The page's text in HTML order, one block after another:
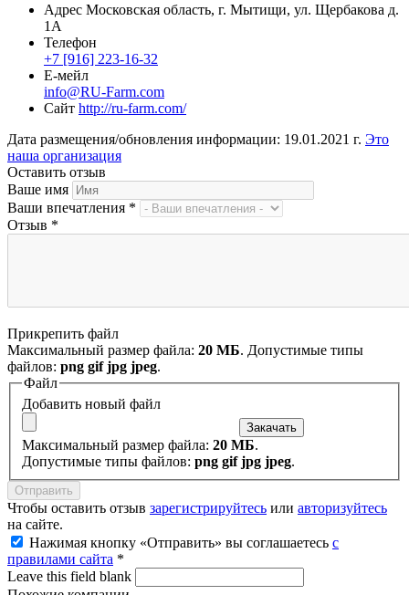
Адрес Московская область, г. Мытищи, ул. Щербакова д.
1А
Телефон
+7 [916] 223-16-32
Е-мейл
info@RU-Farm.com
Сайт http://ru-farm.com/
Дата размещения/обновления информации: 19.01.2021 г. Это
наша организация
Оставить отзыв
Ваше имя
Ваши впечатления *
Отзыв *
Прикрепить файл
Максимальный размер файла: 20 МБ. Допустимые типы
файлов: png gif jpg jpeg.
Файл
Добавить новый файл
Максимальный размер файла: 20 МБ.
Допустимые типы файлов: png gif jpg jpeg.
Чтобы оставить отзыв зарегистрируйтесь или авторизуйтесь
на сайте.
Нажимая кнопку «Отправить» вы соглашаетесь с
правилами сайта *
Leave this field blank